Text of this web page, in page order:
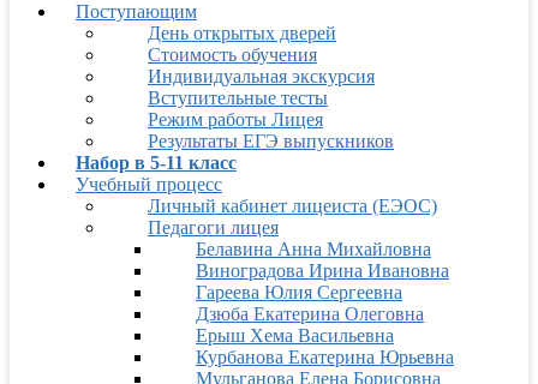
Поступающим
День открытых дверей
Стоимость обучения
Индивидуальная экскурсия
Вступительные тесты
Режим работы Лицея
Результаты ЕГЭ выпускников
Набор в 5-11 класс
Учебный процесс
Личный кабинет лицеиста (ЕЭОС)
Педагоги лицея
Белавина Анна Михайловна
Виноградова Ирина Ивановна
Гареева Юлия Сергеевна
Дзюба Екатерина Олеговна
Ерыш Хема Васильевна
Курбанова Екатерина Юрьевна
Мульганова Елена Борисовна